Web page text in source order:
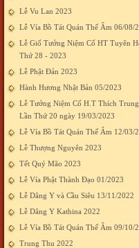
Lễ Vu Lan 2023
Lễ Vía Bồ Tát Quán Thế Âm 06/08/
Lễ Giố Tưởng Niệm Cố HT Tuyên
Thứ 28 - 2023
Lễ Phật Đản 2023
Hành Hương Nhật Bản 05/2023
Lễ Tưởng Niệm Cố H.T Thích Trung
Lần Thứ 20 ngày 19/03/2023
Lễ Vía Bồ Tát Quán Thế Âm 12/03/
Lễ Thượng Nguyên 2023
Tết Quý Mão 2023
Lễ Vía Phật Thành Đạo 01/2023
Lễ Dâng Y và Cầu Siêu 13/11/2022
Lễ Dâng Y Kathina 2022
Lễ Vía Bồ Tát Quán Thế Âm 09/10/
Trung Thu 2022